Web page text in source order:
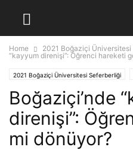
Home 2021 Boğaziçi Üniversitesi
“kayyum direnişi”: Öğrenci hareketi
2021 Boğaziçi Üniversitesi Seferberliği
Boğaziçi’nde
direnişi”:
mi dönüyor?